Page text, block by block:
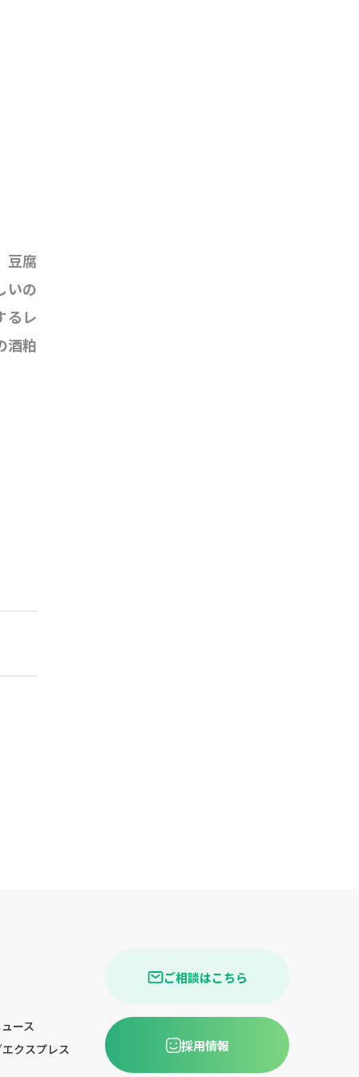
豆腐
いの
るレ
酒粕
ース
クスプレス
ご相談はこちら
採用情報